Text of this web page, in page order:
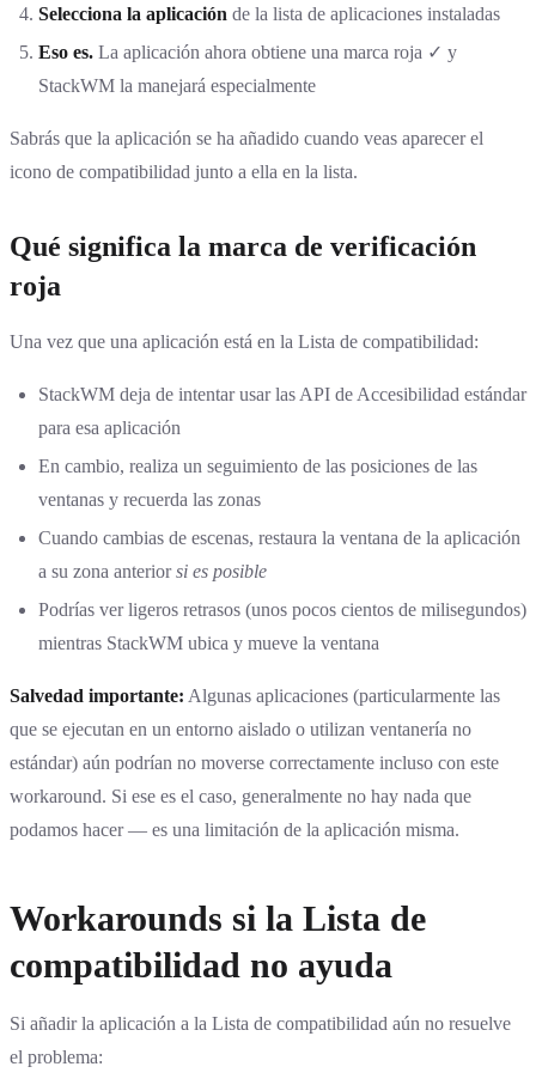
Selecciona la aplicación de la lista de aplicaciones instaladas
Eso es. La aplicación ahora obtiene una marca roja ✓ y
StackWM la manejará especialmente
Sabrás que la aplicación se ha añadido cuando veas aparecer el
icono de compatibilidad junto a ella en la lista.
Qué significa la marca de verificación
roja
Una vez que una aplicación está en la Lista de compatibilidad:
StackWM deja de intentar usar las API de Accesibilidad estándar
para esa aplicación
En cambio, realiza un seguimiento de las posiciones de las
ventanas y recuerda las zonas
Cuando cambias de escenas, restaura la ventana de la aplicación
a su zona anteriorsi es posible
Podrías ver ligeros retrasos (unos pocos cientos de milisegundos)
mientras StackWM ubica y mueve la ventana
Salvedad importante: Algunas aplicaciones (particularmente las
que se ejecutan en un entorno aislado o utilizan ventanería no
estándar) aún podrían no moverse correctamente incluso con este
workaround. Si ese es el caso, generalmente no hay nada que
podamos hacer — es una limitación de la aplicación misma.
Workarounds si la Lista de
compatibilidad no ayuda
Si añadir la aplicación a la Lista de compatibilidad aún no resuelve
el problema: